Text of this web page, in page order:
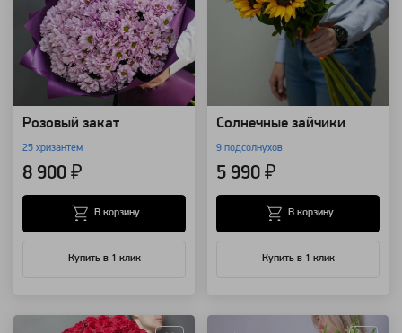
Розовый закат
25 хризантем
8 900 ₽
Купить в 1 клик
В корзину
Солнечные зайчики
9 подсолнухов
5 990 ₽
Купить в 1 клик
В корзину